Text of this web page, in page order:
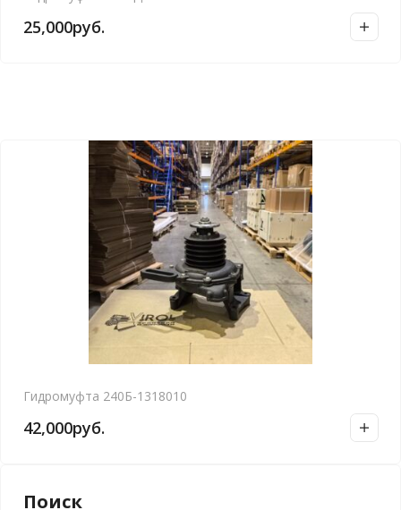
25,000руб.
Гидромуфта 240Б-1318010
42,000руб.
Поиск